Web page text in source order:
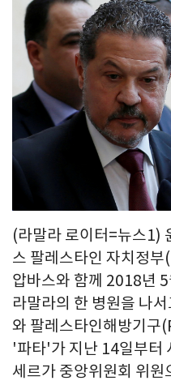
(라말라 로이터=뉴스1)
스 팔레스타인 자치정
압바스와 함께 2018년
라말라의 한 병원을 나
와 팔레스타인해방기구
'파타'가 지난 14일부터
세르가 중앙위원회 위